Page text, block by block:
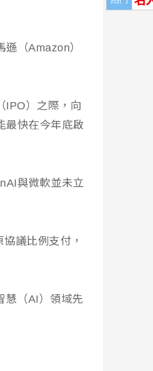
（Amazon）
IPO）之際，向
最快在今年底啟
與微軟並未立
議比例支付，
慧（AI）領域先